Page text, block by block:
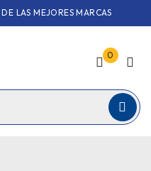
DE LAS MEJORES MARCAS
0